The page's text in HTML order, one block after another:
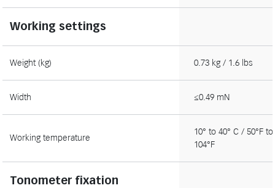
Working settings
Weight (kg) 0.73 kg / 1.6 lbs
Width ≤0.49 mN
Working temperature
10° to 40° C / 50°F to
104°F
Tonometer fixation